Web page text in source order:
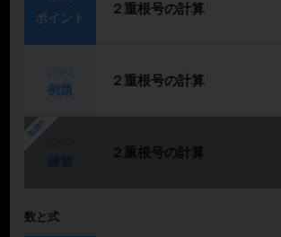
ポイント
２重根号の計算
例題
２重根号の計算
勉強中
２重根号の計算
数と式